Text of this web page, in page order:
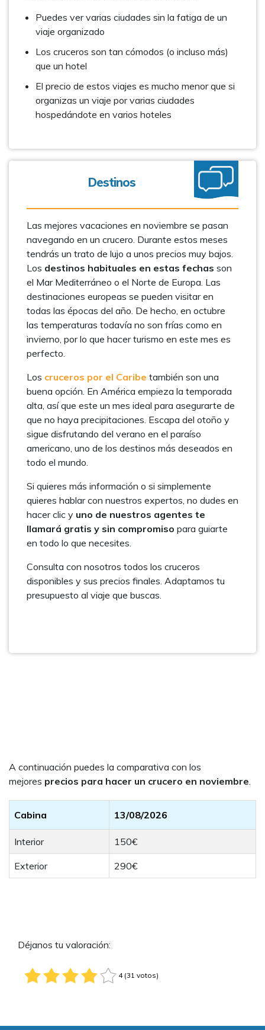
Puedes ver varias ciudades sin la fatiga de un
viaje organizado
Los cruceros son tan cómodos (o incluso más)
que un hotel
El precio de estos viajes es mucho menor que si
organizas un viaje por varias ciudades
hospedándote en varios hoteles
Destinos
Las mejores vacaciones en noviembre se pasan
navegando en un crucero. Durante estos meses
tendrás un trato de lujo a unos precios muy bajos.
Los destinos habituales en estas fechas son
el Mar Mediterráneo o el Norte de Europa. Las
destinaciones europeas se pueden visitar en
todas las épocas del año. De hecho, en octubre
las temperaturas todavía no son frías como en
invierno, por lo que hacer turismo en este mes es
perfecto.
Los cruceros por el Caribe también son una
buena opción. En América empieza la temporada
alta, así que este un mes ideal para asegurarte de
que no haya precipitaciones. Escapa del otoño y
sigue disfrutando del verano en el paraíso
americano, uno de los destinos más deseados en
todo el mundo.
Si quieres más información o si simplemente
quieres hablar con nuestros expertos, no dudes en
hacer clic y uno de nuestros agentes te
llamará gratis y sin compromiso para guiarte
en todo lo que necesites.
Consulta con nosotros todos los cruceros
disponibles y sus precios finales. Adaptamos tu
presupuesto al viaje que buscas.
A continuación puedes la comparativa con los
mejores precios para hacer un crucero en noviembre.
Cabina 13/08/2026
Interior 150€
Exterior 290€
Déjanos tu valoración:
4 (31 votos)